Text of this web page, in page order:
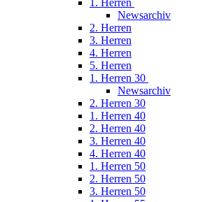
1. Herren
Newsarchiv
2. Herren
3. Herren
4. Herren
5. Herren
1. Herren 30
Newsarchiv
2. Herren 30
1. Herren 40
2. Herren 40
3. Herren 40
4. Herren 40
1. Herren 50
2. Herren 50
3. Herren 50